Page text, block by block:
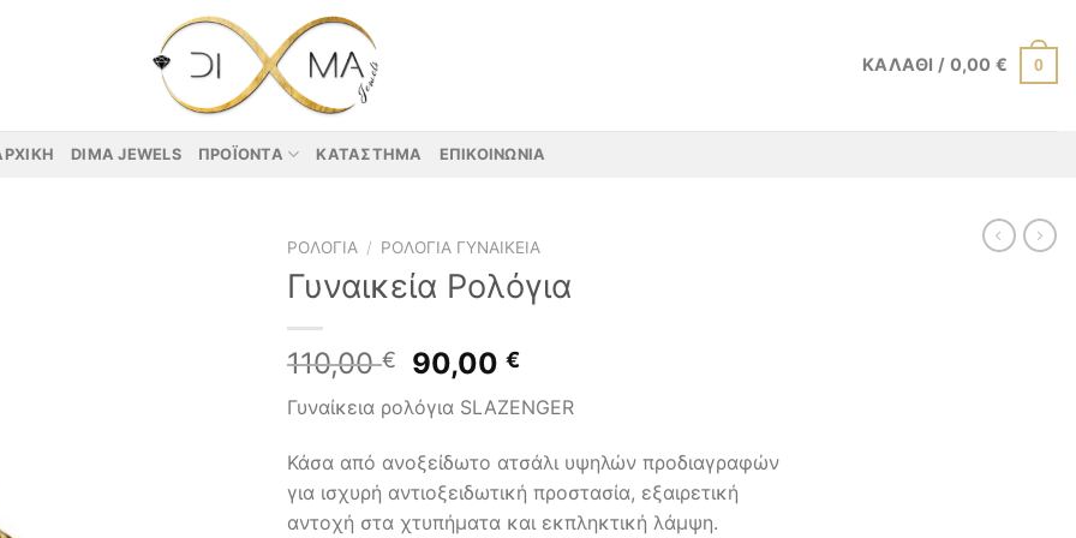
ΚΑΛΆΘΙ / 0,00€ 0
DIMA JEWELS ΠΡΟΪΌΝΤΑ ΚΑΤΆΣΤΗΜΑ ΕΠΙΚΟΙΝΩΝΊΑ
ΡΟΛΌΓΙΑ / ΡΟΛΌΓΙΑ ΓΥΝΑΙΚΕΊΑ
Γυναικεία Ρολόγια
110,00€
Original
price
was:
110,00 €.
90,00€Η
τιμή
είναι:
90,00 €.
Γυναίκεια ρολόγια SLAZENGER
Κάσα από ανοξείδωτο ατσάλι υψηλών προδιαγραφών
για ισχυρή αντιοξειδωτική προστασία, εξαιρετική
αντοχή στα χτυπήματα και εκπληκτική λάμψη.